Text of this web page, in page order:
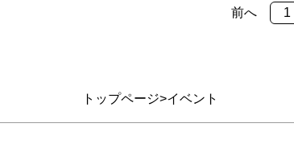
トップページ イベント
されています。 例大祭当日の参道付…
前へ 1